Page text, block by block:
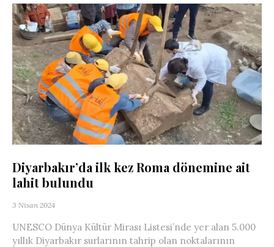
Diyarbakır’da ilk kez Roma dönemine ait
lahit bulundu
3 Nisan 2024
UNESCO Dünya Kültür Mirası Listesi’nde yer alan 5.000
yıllık Diyarbakır surlarının tahrip olan noktalarının